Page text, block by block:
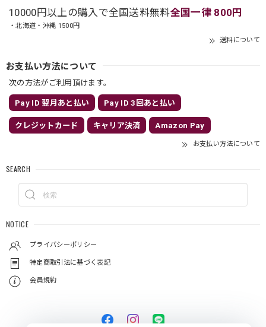
10000円以上の購入で全国送料無料全国一律 800円
・北海道・沖縄 1500円
送料について
お支払い方法について
次の方法がご利用頂けます。
Pay ID 翌月あと払い Pay ID 3回あと払い
クレジットカード キャリア決済 Amazon Pay
お支払い方法について
SEARCH
NOTICE
プライバシーポリシー
特定商取引法に基づく表記
会員規約